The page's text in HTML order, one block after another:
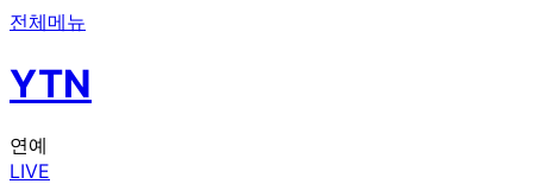
전체메뉴
YTN
연예
LIVE